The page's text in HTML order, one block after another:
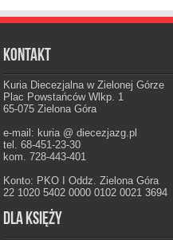
Kontakt
Kuria Diecezjalna w Zielonej Górze
Plac Powstańców Wlkp. 1
65-075 Zielona Góra
e-mail: kuria @ diecezjazg.pl
tel. 68-451-23-30
kom. 728-443-401
Konto: PKO I Oddz. Zielona Góra
22 1020 5402 0000 0102 0021 3694
Dla księży